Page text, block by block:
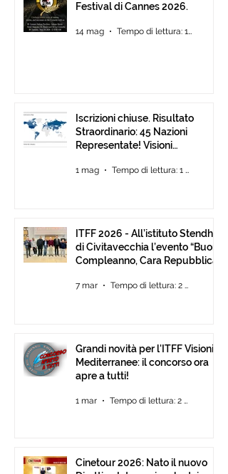
Festival di Cannes 2026.
14 mag Tempo di lettura: 1 min
Iscrizioni chiuse. Risultato
Straordinario: 45 Nazioni
Representate! Visioni
Fino al 30 Giugno
1 mag Tempo di lettura: 1 min
ITFF 2026 - All’istituto Stendhal
di Civitavecchia l’evento “Buon
Compleanno, Cara Repubblica”
7 mar Tempo di lettura: 2 min
Grandi novità per l'ITFF Visioni
Mediterranee: il concorso ora
apre a tutti!
1 mar Tempo di lettura: 2 min
Cinetour 2026: Nato il nuovo